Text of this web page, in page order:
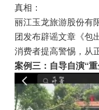
真相：
丽江玉龙旅游股份有
团发布辟谣文章《包
消费者提高警惕，从
案例三：自导自演“